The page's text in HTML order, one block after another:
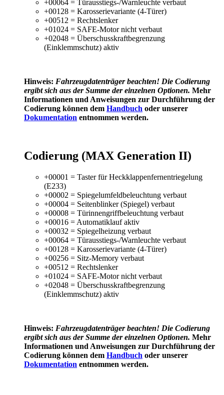
+00064 = Türausstiegs-/Warnleuchte verbaut
+00128 = Karosserievariante (4-Türer)
+00512 = Rechtslenker
+01024 = SAFE-Motor nicht verbaut
+02048 = Überschusskraftbegrenzung
(Einklemmschutz) aktiv
Hinweis: Fahrzeugdatenträgerbeachten! Die Codierung
ergibt sich aus der Summe der einzelnen Optionen. Mehr
Informationen und Anweisungen zur Durchführung der
Codierung können dem Handbuch oder unserer
Dokumentation entnommen werden.
Codierung (MAX Generation II)
+00001 = Taster für Heckklappenfernentriegelung
(E233)
+00002 = Spiegelumfeldbeleuchtung verbaut
+00004 = Seitenblinker (Spiegel) verbaut
+00008 = Türinnengriffbeleuchtung verbaut
+00016 = Automatiklauf aktiv
+00032 = Spiegelheizung verbaut
+00064 = Türausstiegs-/Warnleuchte verbaut
+00128 = Karosserievariante (4-Türer)
+00256 = Sitz-Memory verbaut
+00512 = Rechtslenker
+01024 = SAFE-Motor nicht verbaut
+02048 = Überschusskraftbegrenzung
(Einklemmschutz) aktiv
Hinweis: Fahrzeugdatenträgerbeachten! Die Codierung
ergibt sich aus der Summe der einzelnen Optionen. Mehr
Informationen und Anweisungen zur Durchführung der
Codierung können dem Handbuch oder unserer
Dokumentation entnommen werden.